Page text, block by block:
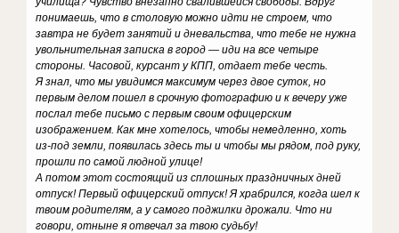
понимаешь, что в столовую можно идти не строем, что
завтра не будет занятий и дневальства, что тебе не нужна
увольнительная записка в город — иди на все четыре
стороны. Часовой, курсант у КПП, отдает тебе честь.
Я знал, что мы увидимся максимум через двое суток, но
первым делом пошел в срочную фотографию и к вечеру уже
послал тебе письмо с первым своим офицерским
изображением. Как мне хотелось, чтобы немедленно, хоть
из-под земли, появилась здесь ты и чтобы мы рядом, под руку,
прошли по самой людной улице!
А потом этот состоящий из сплошных праздничных дней
отпуск! Первый офицерский отпуск! Я храбрился, когда шел к
твоим родителям, а у самого поджилки дрожали. Что ни
говори, отныне я отвечал за твою судьбу!